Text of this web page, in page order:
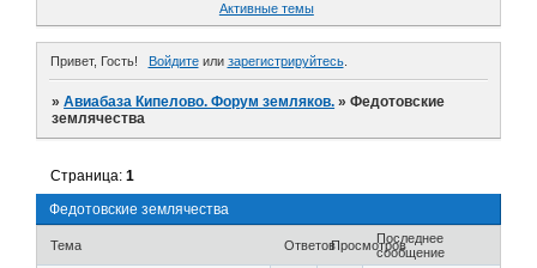
Активные темы
Привет, Гость! Войдитеили зарегистрируйтесь.
»Авиабаза Кипелово. Форум земляков. »Федотовские
землячества
Федотовские землячества
Страница:1
Тема ОтветовПросмотровПоследнее
сообщение